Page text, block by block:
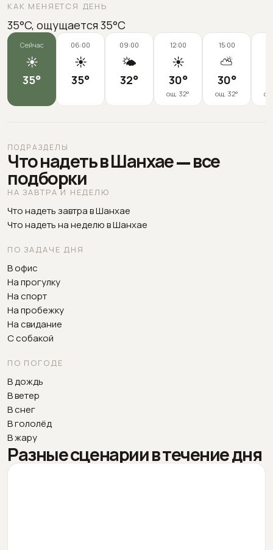
КАК МЕНЯЕТСЯ ДЕНЬ
35°C, ощущается 35°C
Сейчас
☀️
35°
06:00
☀️
35°
09:00
🌤️
32°
12:00
☀️
30°
ощ. 32°
15:00
⛅
30°
ощ. 32°
ПОДРАЗДЕЛЫ
Что надеть в Шанхае — все
подборки
НА ЗАВТРА И НЕДЕЛЮ
Что надеть завтра в Шанхае
Что надеть на неделю в Шанхае
ПО ЗАДАЧЕ ДНЯ
В офис
На прогулку
На спорт
На пробежку
На свидание
С собакой
ПО ПОГОДЕ
В дождь
В ветер
В снег
В гололёд
В жару
Разные сценарии в течение дня